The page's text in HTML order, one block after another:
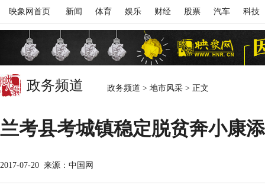
映象网首页 新闻 体育 娱乐 财经 股票 汽车 科技
政务频道 政务频道 > 地市风采 > 正文
兰考县考城镇稳定脱贫奔小康
2017-07-20 来源：中国网